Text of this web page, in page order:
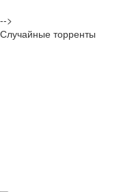
-->
Случайные торренты